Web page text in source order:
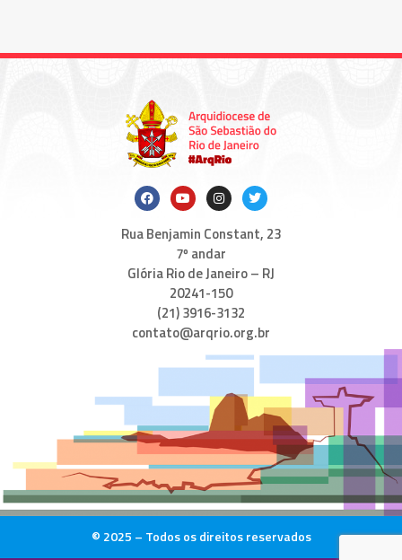
Rua Benjamin Constant, 23
7º andar
Glória Rio de Janeiro – RJ
20241-150
(21) 3916-3132
contato@arqrio.org.br
© 2025 – Todos os direitos reservados